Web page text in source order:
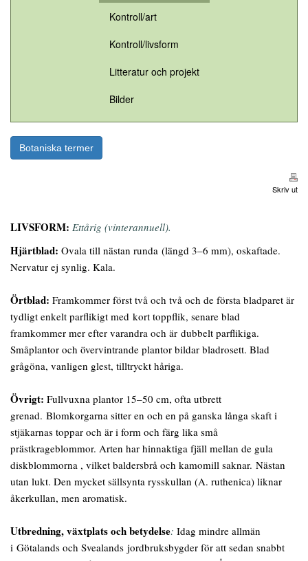
Kontroll/art
Kontroll/livsform
Litteratur och projekt
Bilder
Botaniska termer
Skriv ut
LIVSFORM: Ettårig (vinterannuell).
Hjärtblad: Ovala till nästan runda (längd 3–6 mm), oskaftade.
Nervatur ej synlig. Kala.
Örtblad: Framkommer först två och två och de första bladparet är
tydligt enkelt parflikigt med kort toppflik, senare blad
framkommer mer efter varandra och är dubbelt parflikiga.
Småplantor och övervintrande plantor bildar bladrosett. Blad
grågöna, vanligen glest, tilltryckt håriga.
Övrigt: Fullvuxna plantor 15–50 cm, ofta utbrett
grenad. Blomkorgarna sitter en och en på ganska långa skaft i
stjäkarnas toppar och är i form och färg lika små
prästkrageblommor. Arten har hinnaktiga fjäll mellan de gula
diskblommorna , vilket baldersbrå och kamomill saknar. Nästan
utan lukt. Den mycket sällsynta rysskullan (A. ruthenica) liknar
åkerkullan, men aromatisk.
Utbredning, växtplats och betydelse: Idag mindre allmän
i Götalands och Svealands jordbruksbygder för att sedan snabbt